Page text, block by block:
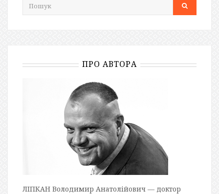
ПРО АВТОРА
ЛІПКАН Володимир Анатолійович — доктор